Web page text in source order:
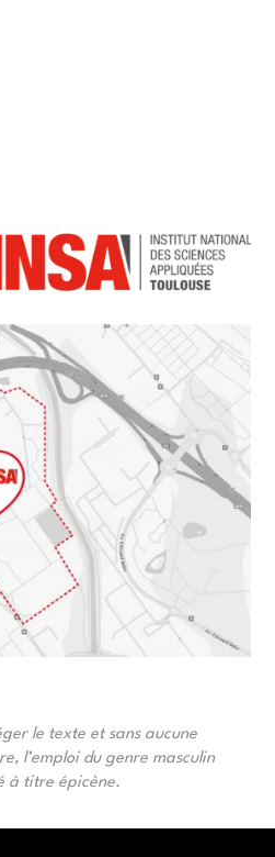
le texte et sans aucune
l’emploi du genre masculin
à titre épicène.